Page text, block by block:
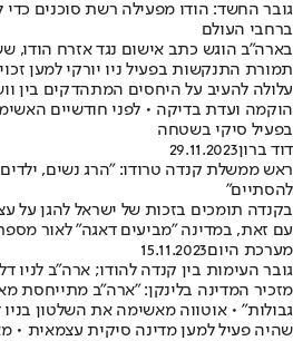
גובר החשד: הודו מפעילה רשת סוכנים
ברחבי העולם
תמורת התנקשות בפעיל ניו יורקי למען
עלולה להעיב על היחסים המתהדקים בין
הוקמה ועדת בדיקה • לפני חודשיים
בפעיל סיקי בשטחה
דוד ברון29.11.2023
ראש ממשלת קנדה טרודו: "הרג נשים,
להסתיים"
בקנדה תומכים בזכות של ישראל להגן
עם זאת, במדינה "מביעים דאגה" לאור
מערכת היום15.11.2023
גובר העימות בין קנדה להודו; ארה"ב
מזכיר המדינה בלינקן: "ארה"ב מתייחסת
גבולות" • אוטווה מאשימה את השלטון
שהיה פעיל למען מדינה סיקית עצמאית •